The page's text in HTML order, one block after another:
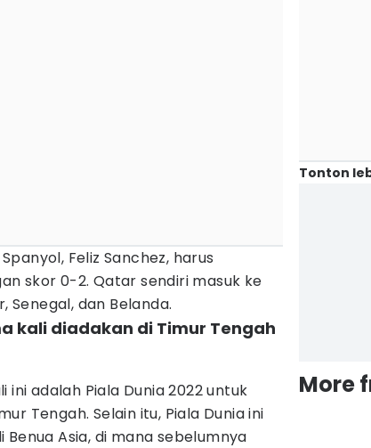
Feliz Sanchez, harus
skor 0-2. Qatar sendiri masuk ke
Senegal, dan Belanda.
kali diadakan di Timur Tengah
adalah Piala Dunia 2022 untuk
Tengah. Selain itu, Piala Dunia ini
Asia, di mana sebelumnya
Tonton
More